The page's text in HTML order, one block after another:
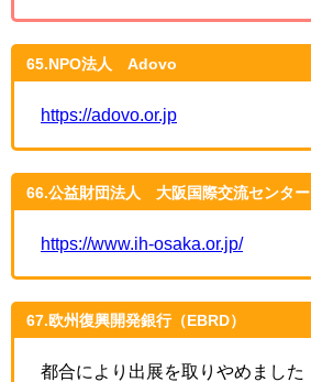
65.NPO法人 Adovo
https://adovo.or.jp
66.公益財団法人 大阪国際交流センター
https://www.ih-osaka.or.jp/
67.欧州復興開発銀行（EBRD）
都合により出展を取りやめました